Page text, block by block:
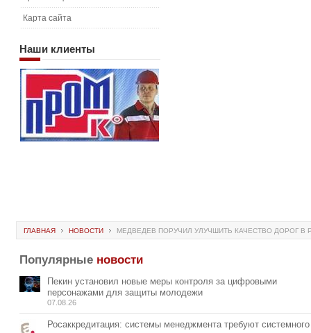
Карта сайта
Наши клиенты
ГЛАВНАЯ НОВОСТИ МЕДВЕДЕВ ПОРУЧИЛ УЛУЧШИТЬ КАЧЕСТВО ДОРОГ В
Популярные новости
Пекин установил новые меры контроля за цифровыми
персонажами для защиты молодежи
07.08.26
Росаккредитация: системы менеджмента требуют системного